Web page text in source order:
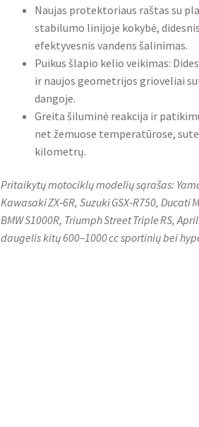
Naujas protektoriaus raštas su
stabilumo linijoje kokybė,
efektyvesnis vandens šalinimas.
Puikus šlapio kelio veikimas:
ir naujos geometrijos grioveliai
dangoje.
Greita šiluminė reakcija ir
net žemuose temperatūrose,
kilometrų.
Pritaikytų motociklų modelių sąrašas:
Kawasaki ZX‑6R, Suzuki GSX‑R750, Ducati
BMW S1000R, Triumph Street Triple RS,
daugelis kitų 600–1000 cc sportinių bei